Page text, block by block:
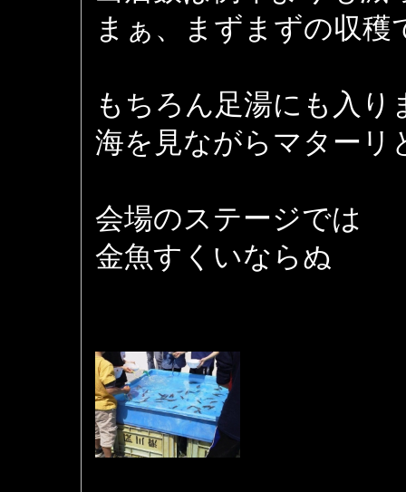
まぁ、まずまずの収穫
もちろん足湯にも入り
海を見ながらマターリ
会場のステージでは
金魚すくいならぬ